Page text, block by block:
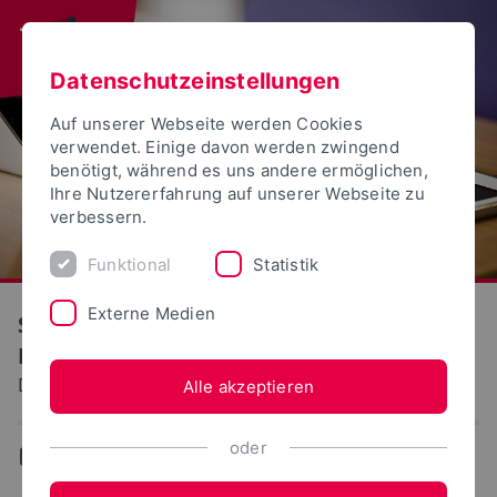
S(kim) - Service Kommunikation
Information Medien
Dokumentation: Zugriff eMedien, Fachdatenbanken
Zugriff eMedien, Fachdatenbanken
Datenschutzeinstellungen
Auf unserer Webseite werden Cookies
verwendet. Einige davon werden zwingend
benötigt, während es uns andere ermöglichen,
Ihre Nutzererfahrung auf unserer Webseite zu
verbessern.
Funktional Statistik
Externe Medien
Alle akzeptieren
oder